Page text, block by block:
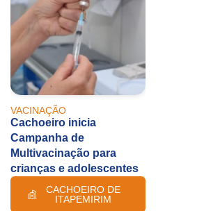
VACINAÇÃO
Cachoeiro inicia
Campanha de
Multivacinação para
crianças e adolescentes
CACHOEIRO DE
ITAPEMIRIM